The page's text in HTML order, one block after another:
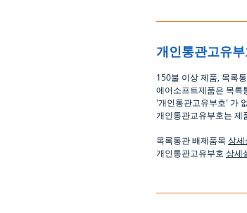
개인통관고유
150불 이상 제품 목록
에어소프트제품은 목록
'개인통관고유부호' 가
개인통관교유부호는 제
목록통관 배제품목 상세
개인통관고유부호 상세